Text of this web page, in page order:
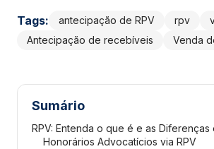
Tags: antecipação de RPV rpv
Antecipação de recebíveis
Venda
Sumário
RPV: Entenda o que é e as
Honorários Advocatícios via RPV